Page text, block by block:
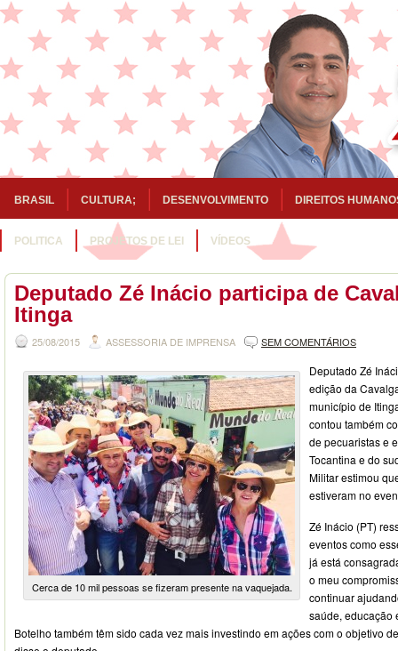
BRASIL CULTURA; DESENVOLVIMENTO DIREITOS
POLITICA PROJETOS DE LEI VÍDEOS
Deputado Zé Inácio participa de
Itinga
25/08/2015 ASSESSORIA DE IMPRENSA SEM COMENTÁRIOS
Cerca de 10 mil pessoas se fizeram presente na vaquejada.
Deputado Zé
edição da
município de
contou também
de pecuaristas e
Tocantina e do
Militar estimou
estiveram no
Zé Inácio (PT)
eventos como
já está
o meu
continuar
saúde, educação
Botelho também têm sido cada vez mais investindo em ações com o objetivo